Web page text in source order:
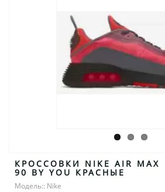
КРОССОВКИ NIKE AIR MAX
90 BY YOU КРАСНЫЕ
Модель:: Nike